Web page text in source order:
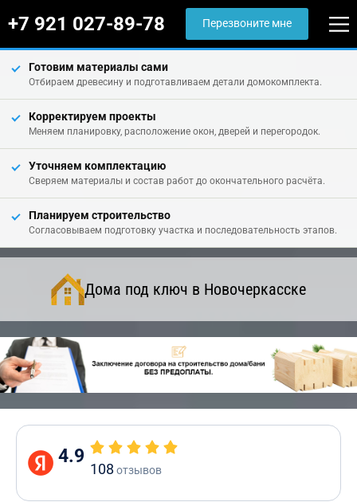
+7 921 027-89-78 Перезвоните мне
Готовим материалы сами
Отбираем древесину и подготавливаем детали домокомплекта.
Корректируем проекты
Меняем планировку, расположение окон, дверей и перегородок.
Уточняем комплектацию
Сверяем материалы и состав работ до окончательного расчёта.
Планируем строительство
Согласовываем подготовку участка и последовательность этапов.
Дома под ключ в Новочеркасске
4.9
108 отзывов